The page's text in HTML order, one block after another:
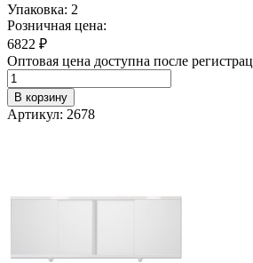
Упаковка: 2
Розничная цена:
6822 ₽
Оптовая цена доступна после
В корзину
Артикул: 2678